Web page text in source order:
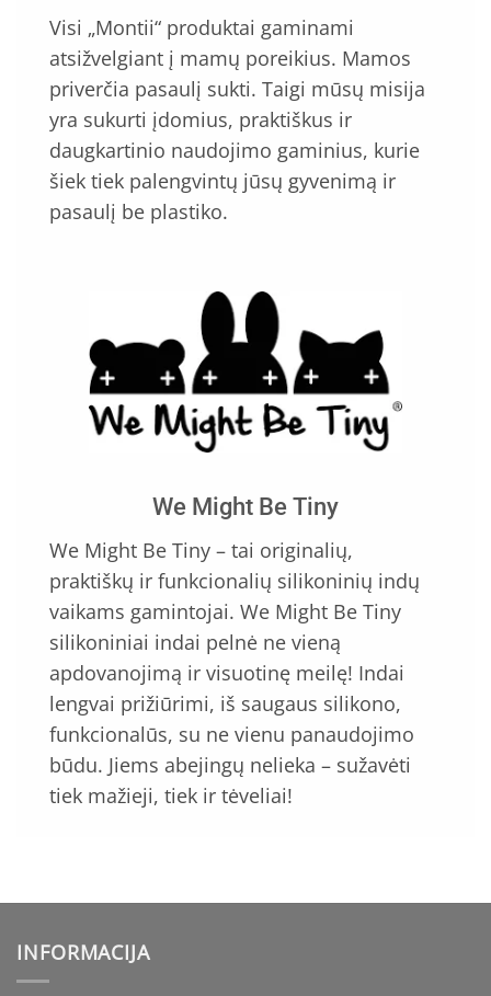
Visi „Montii“ produktai gaminami
atsižvelgiant į mamų poreikius. Mamos
priverčia pasaulį sukti. Taigi mūsų misija
yra sukurti įdomius, praktiškus ir
daugkartinio naudojimo gaminius, kurie
šiek tiek palengvintų jūsų gyvenimą ir
pasaulį be plastiko.
We Might Be Tiny
We Might Be Tiny – tai originalių,
praktiškų ir funkcionalių silikoninių indų
vaikams gamintojai. We Might Be Tiny
silikoniniai indai pelnė ne vieną
apdovanojimą ir visuotinę meilę! Indai
lengvai prižiūrimi, iš saugaus silikono,
funkcionalūs, su ne vienu panaudojimo
būdu. Jiems abejingų nelieka – sužavėti
tiek mažieji, tiek ir tėveliai!
INFORMACIJA